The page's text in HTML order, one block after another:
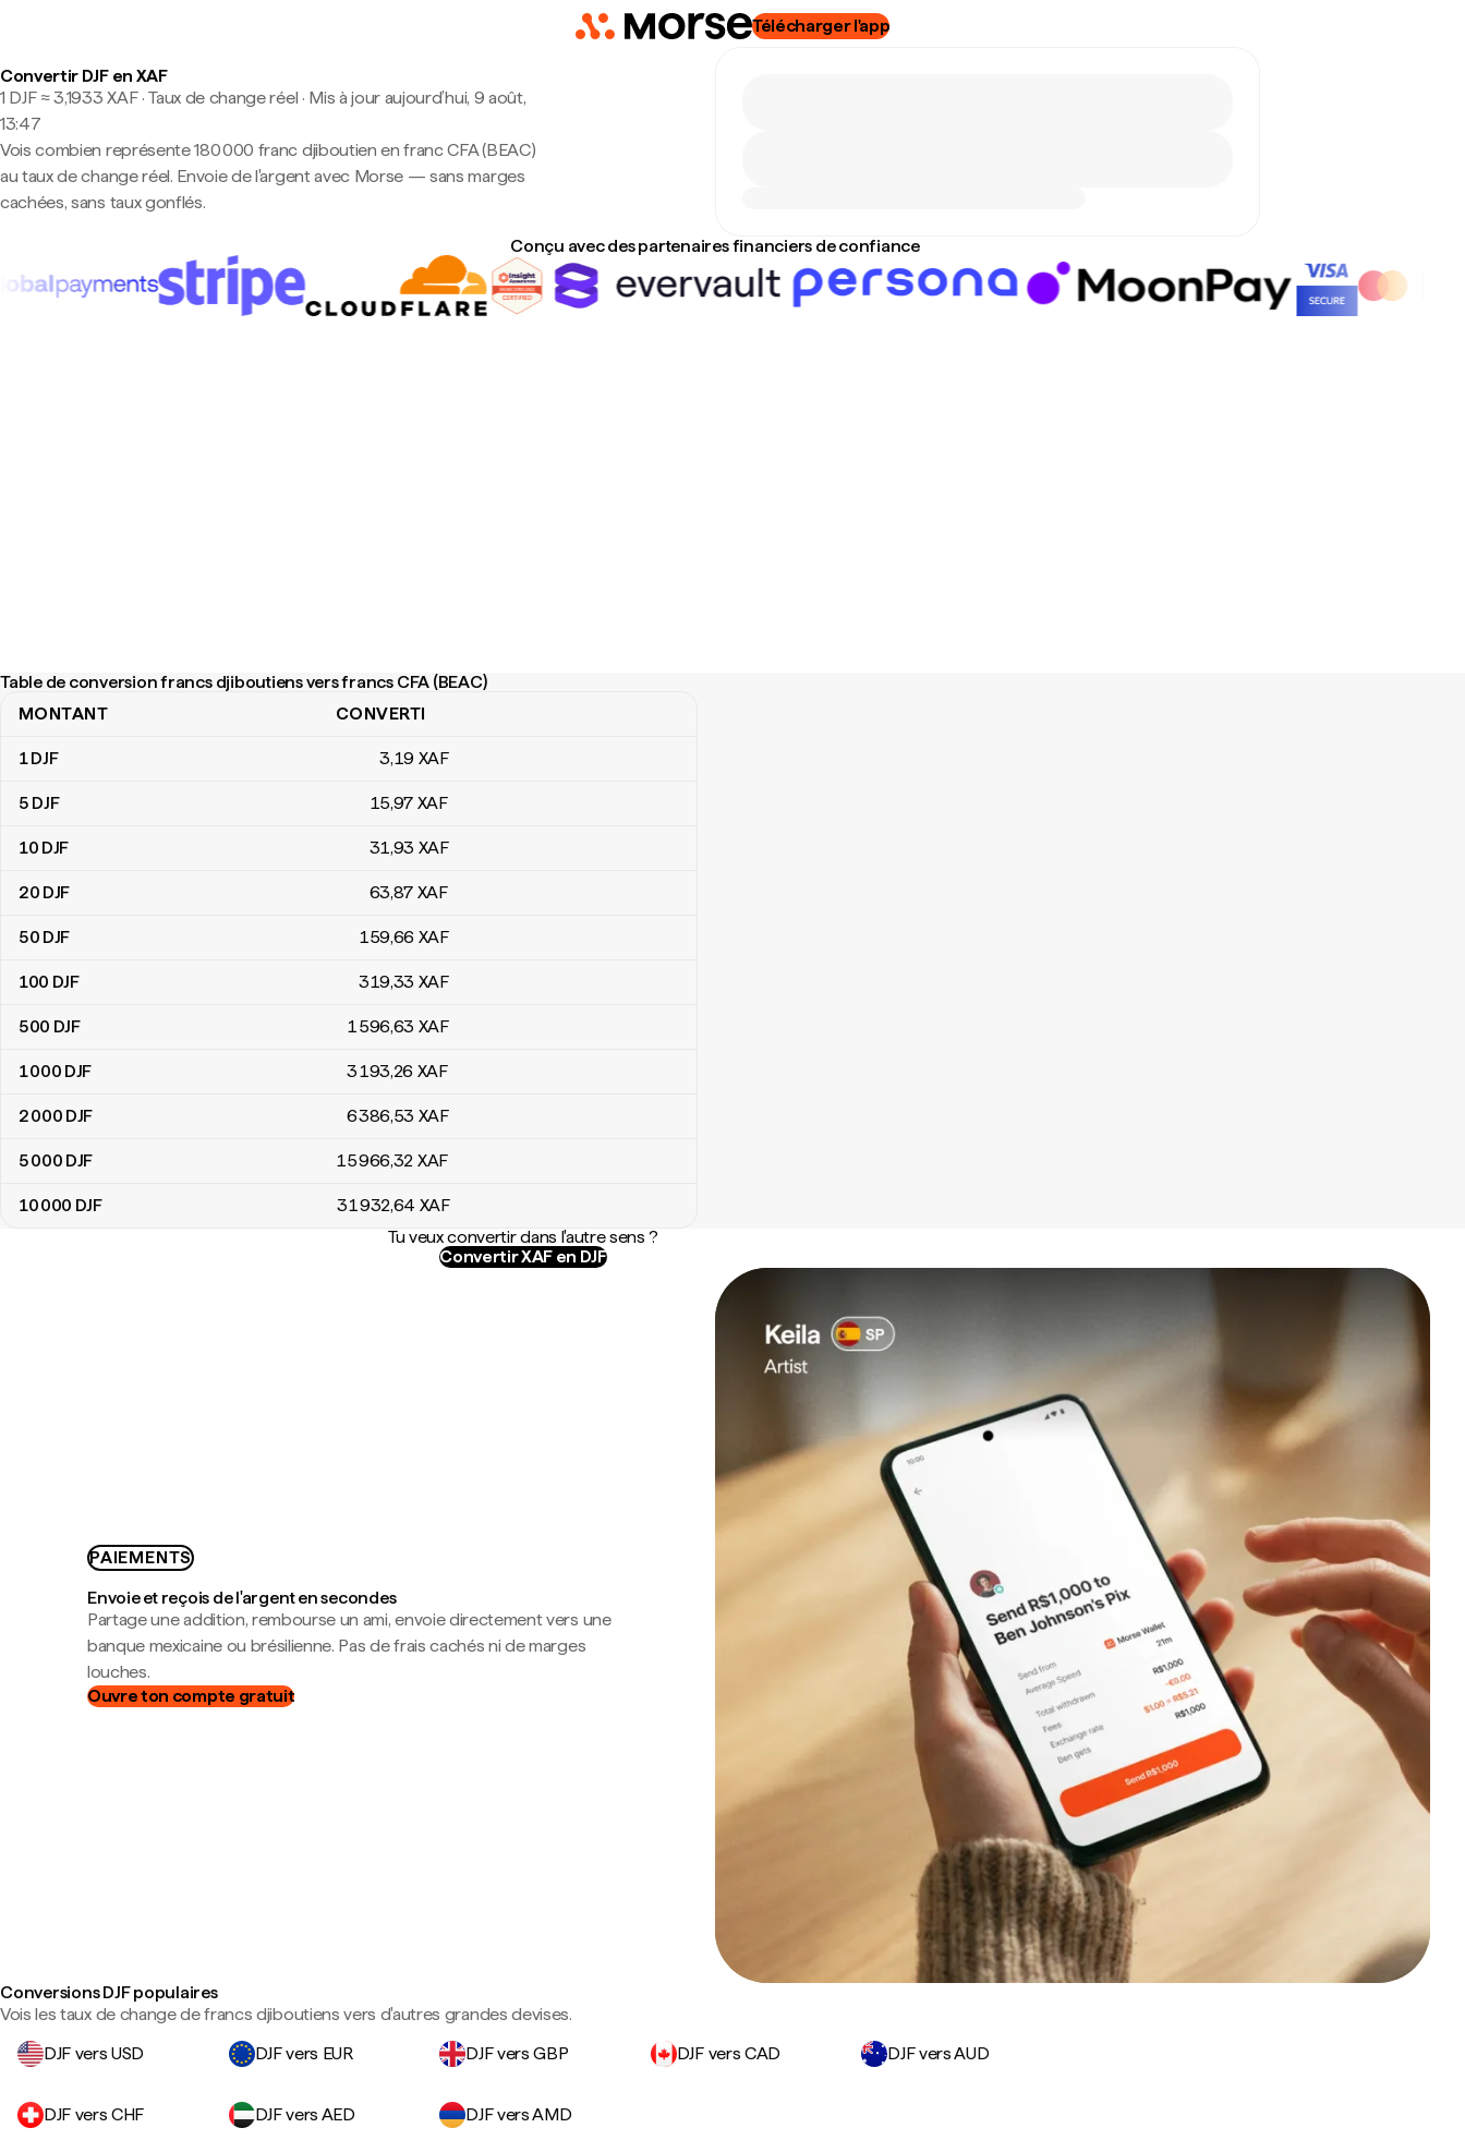
Télécharger l'app
Convertir DJF en XAF
1 DJF ≈ 3,1933 XAF · Taux de change réel · Mis à jour aujourd’hui, 9 août,
13:47
Vois combien représente 180 000 franc djiboutien en franc CFA (BEAC)
au taux de change réel. Envoie de l'argent avec Morse — sans marges
cachées, sans taux gonflés.
Conçu avec des partenaires financiers de confiance
Table de conversion francs djiboutiens vers francs CFA (BEAC)
Table de conversion francs djiboutiens vers francs CFA (BEAC)
MONTANT CONVERTI
1DJF 3,19 XAF
5 DJF 15,97 XAF
10 DJF 31,93 XAF
20 DJF 63,87 XAF
50 DJF 159,66 XAF
100 DJF 319,33 XAF
500 DJF 1 596,63 XAF
1 000 DJF 3 193,26 XAF
2 000 DJF 6 386,53 XAF
5 000 DJF 15 966,32 XAF
10 000 DJF 31 932,64 XAF
Tu veux convertir dans l'autre sens ?
Convertir XAF en DJF
PAIEMENTS
Envoie et reçois de l'argent en secondes
Partage une addition, rembourse un ami, envoie directement vers une
banque mexicaine ou brésilienne. Pas de frais cachés ni de marges
louches.
Ouvre ton compte gratuit
Conversions DJF populaires
Vois les taux de change de francs djiboutiens vers d'autres grandes devises.
DJF vers USD
DJF vers EUR DJF vers GBP DJF vers CAD DJF vers AUD
DJF vers CHF DJF vers AED DJF vers AMD